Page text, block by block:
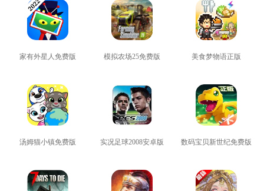
家有外星人免费版 模拟农场25免费版 美食梦物语正版
汤姆猫小镇免费版 实况足球2008安卓版 数码宝贝新世纪免费版